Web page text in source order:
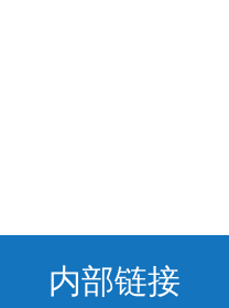
内部链接